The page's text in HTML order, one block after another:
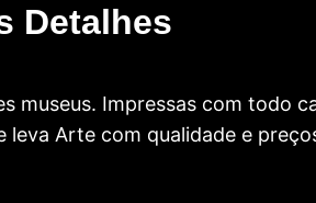
Detalhes
museus. Impressas com todo
Arte com qualidade e